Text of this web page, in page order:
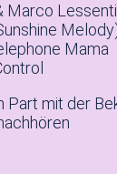
Marco
Mama
Part mit der